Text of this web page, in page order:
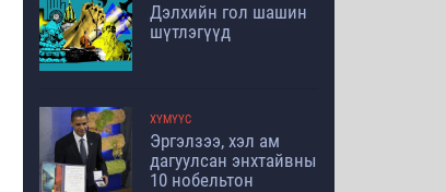
Дэлхийн гол шашин
шүтлэгүүд
ХҮМҮҮС
Эргэлзээ, хэл ам
дагуулсан энхтайвны
10 нобельтон